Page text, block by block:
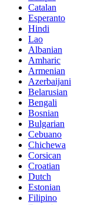
Catalan
Esperanto
Hindi
Lao
Albanian
Amharic
Armenian
Azerbaijani
Belarusian
Bengali
Bosnian
Bulgarian
Cebuano
Chichewa
Corsican
Croatian
Dutch
Estonian
Filipino